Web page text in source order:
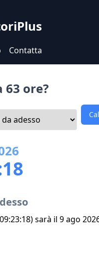
Contatta
63 ore?
sarà il 9 ago